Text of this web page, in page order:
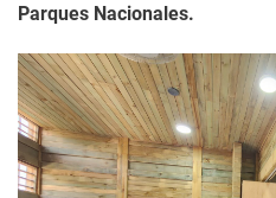
Parques Nacionales.